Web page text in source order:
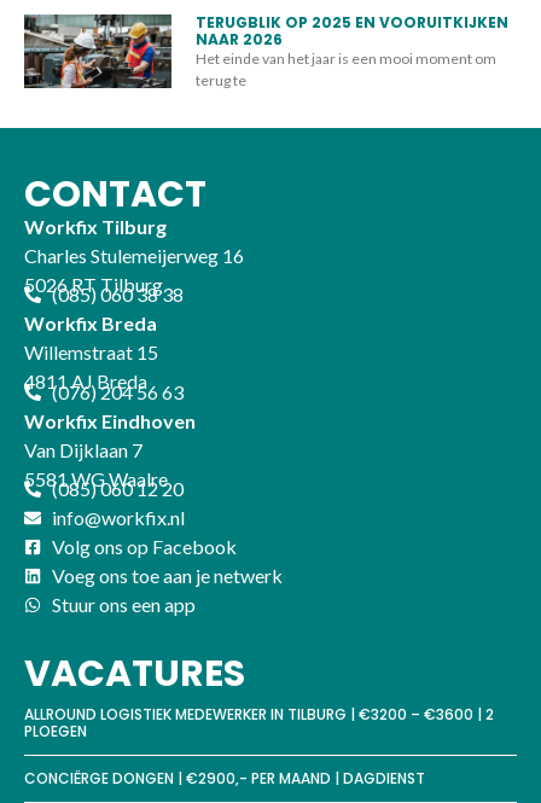
TERUGBLIK OP 2025 EN VOORUITKIJKEN
NAAR 2026
Het einde van het jaar is een mooi moment om
terug te
CONTACT
Workfix Tilburg
Charles Stulemeijerweg 16
5026 RT Tilburg
(085) 060 38 38
Workfix Breda
Willemstraat 15
4811 AJ Breda
(076) 204 56 63
Workfix Eindhoven
Van Dijklaan 7
5581 WG Waalre
(085) 060 12 20
info@workfix.nl
Volg ons op Facebook
Voeg ons toe aan je netwerk
Stuur ons een app
VACATURES
ALLROUND LOGISTIEK MEDEWERKER IN TILBURG | €3200 – €3600 | 2
PLOEGEN
CONCIËRGE DONGEN | €2900,- PER MAAND | DAGDIENST